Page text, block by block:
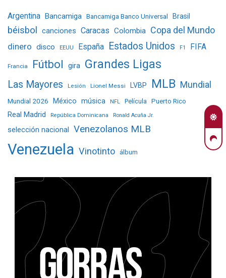
Argentina Bancamiga Bancamiga Banco Universal Brasil
béisbol canciones Caracas Colombia Copa del Mundo
dinero disco EEUU España Estados Unidos F1 FIFA
Francia Fútbol gira Grandes Ligas
Las Mayores Lesión Lionel Messi LVBP MLB Mundial
Mundial 2026 México música NFL Película Puerto Rico
Real Madrid República Dominicana Ronald Acuña Jr.
selección nacional Venezolanos MLB
Venezuela Vinotinto álbum